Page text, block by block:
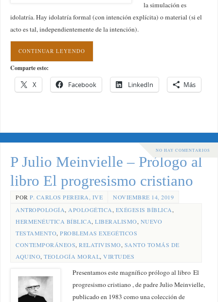
la simulación es
idolatría. Hay idolatría formal (con intención explícita) o material (si el
acto es tal, independientemente de la intención).
CONTINUAR LEYENDO
Comparte esto:
X Facebook LinkedIn Más
NO HAY COMENTARIOS
P Julio Meinvielle – Prólogo al
libro El progresismo cristiano
PORP. CARLOS PEREIRA, IVE
NOVIEMBRE 14, 2019
ANTROPOLOGÍA,APOLOGÉTICA, EXÉGESIS BÍBLICA,
HERMENÉUTICA BÍBLICA,LIBERALISMO, NUEVO
TESTAMENTO,PROBLEMAS EXEGÉTICOS
CONTEMPORÁNEOS,RELATIVISMO, SANTO TOMÁS DE
AQUINO,TEOLOGÍA MORAL,VIRTUDES
Presentamos este magnífico prólogo al libro El
progresismo cristiano , de padre Julio Meinvielle,
publicado en 1983 como una colección de